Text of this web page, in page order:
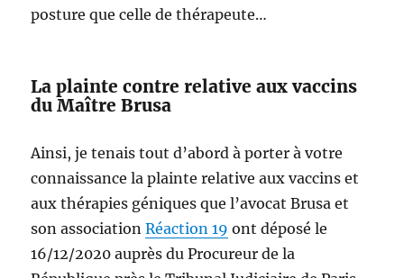
posture que celle de thérapeute…
La plainte contre relative aux vaccins
du Maître Brusa
Ainsi, je tenais tout d’abord à porter à votre
connaissance la plainte relative aux vaccins et
aux thérapies géniques que l’avocat Brusa et
son associationRéaction 19 ont déposé le
16/12/2020 auprès du Procureur de la